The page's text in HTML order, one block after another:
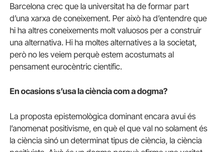
Barcelona crec que la universitat ha de formar part
d’una xarxa de coneixement. Per això ha d’entendre que
hi ha altres coneixements molt valuosos per a construir
una alternativa. Hi ha moltes alternatives a la societat,
però no les veiem perquè estem acostumats al
pensament eurocèntric científic.
En ocasions s’usa la ciència com a dogma?
La proposta epistemològica dominant encara avui és
l’anomenat positivisme, en què el que val no solament és
la ciència sinó un determinat tipus de ciència, la ciència